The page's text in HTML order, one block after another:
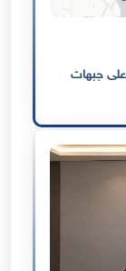
جبهات